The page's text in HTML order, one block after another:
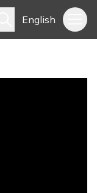
English